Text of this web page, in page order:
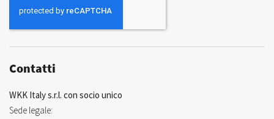
Newsletter:
Contatti
WKK Italy s.r.l. con socio unico
Sede legale: